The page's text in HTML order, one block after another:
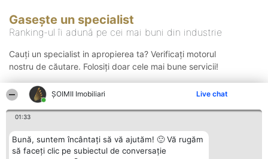
ȘOIMII Imobiliari Live chat
01:33
Bună, suntem încântați să vă ajutăm! 🙂 Vă rugăm
să faceți clic pe subiectul de conversație
Gasește un specialist
Ranking-ul îi adună pe cei mai buni din industrie
Cauți un specialist in apropierea ta? Verificați motorul
nostru de căutare. Folosiți doar cele mai bune servicii!